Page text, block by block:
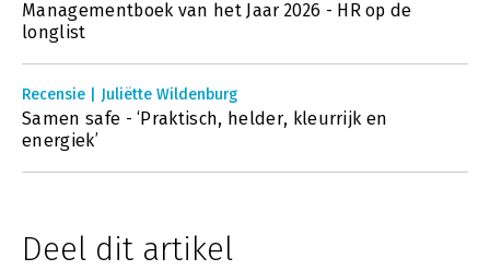
Managementboek van het Jaar 2026 - HR op de
longlist
Recensie | Juliëtte Wildenburg
Samen safe - ‘Praktisch, helder, kleurrijk en
energiek’
Deel dit artikel